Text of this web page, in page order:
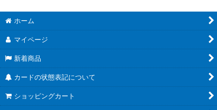
ホーム
マイページ
新着商品
カードの状態表記について
ショッピングカート